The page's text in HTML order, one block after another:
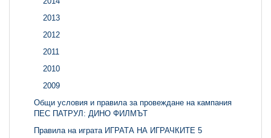
2013
2012
2011
2010
2009
Общи условия и правила за провеждане на кампания
ПЕС ПАТРУЛ: ДИНО ФИЛМЪТ
Правила на играта ИГРАТА НА ИГРАЧКИТЕ 5